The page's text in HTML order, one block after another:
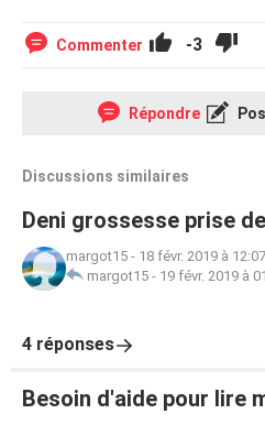
Commenter -3
Répondre
Discussions similaires
Deni grossesse prise
margot15 - 18 févr. 2019 à 12:07
margot15 - 19 févr. 2019 à
4 réponses
Besoin d'aide pour lire